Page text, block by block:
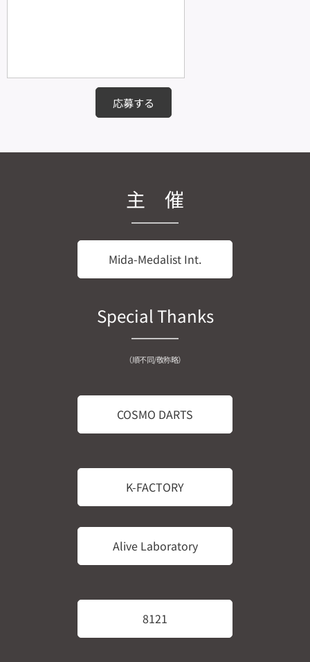
応募する
主 催
Mida-Medalist Int.
Special Thanks
（順不同/敬称略）
COSMO DARTS
K-FACTORY
Alive Laboratory
8121